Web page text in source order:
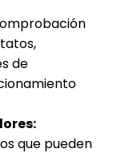
de
que pueden